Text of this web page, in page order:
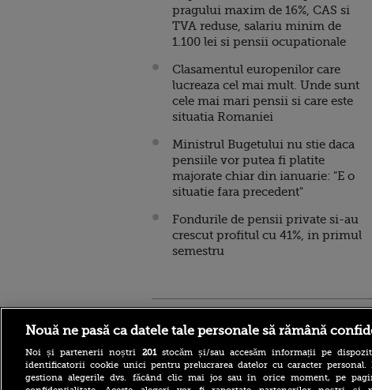
pragului maxim de 16%, CAS si
TVA reduse, salariu minim de
1.100 lei si pensii ocupationale
Clasamentul europenilor care
lucreaza cel mai mult. Unde sunt
cele mai mari pensii si care este
situatia Romaniei
Ministrul Bugetului nu stie daca
pensiile vor putea fi platite
majorate chiar din ianuarie: "E o
situatie fara precedent"
Fondurile de pensii private si-au
crescut profitul cu 41%, in primul
semestru
Nouă ne pasă ca datele tale personale să rămână
Noi și partenerii noștri 201stocăm și/sau accesăm informații pe
identificatorii cookie unici pentru prelucrarea datelor cu caracter personal.
gestiona alegerile dvs. făcând clic mai jos sau în orice moment, pe